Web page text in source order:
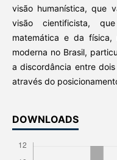
visão humanística, que
visão cientificista,
matemática e da física,
moderna no Brasil,
a discordância entre
através do
DOWNLOADS